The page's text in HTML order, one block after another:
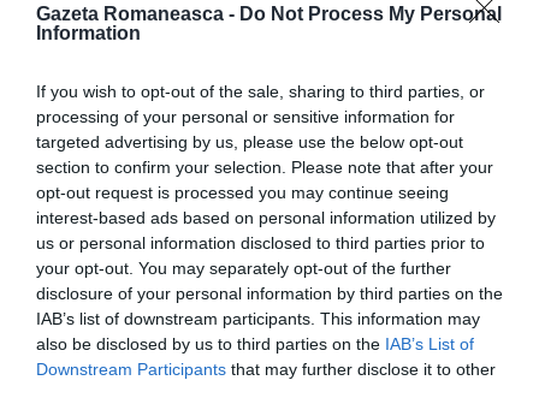
Gazeta Romaneasca - Do Not Process My Personal
Information
If you wish to opt-out of the sale, sharing to third parties, or
processing of your personal or sensitive information for
targeted advertising by us, please use the below opt-out
section to confirm your selection. Please note that after your
opt-out request is processed you may continue seeing
interest-based ads based on personal information utilized by
us or personal information disclosed to third parties prior to
your opt-out. You may separately opt-out of the further
disclosure of your personal information by third parties on the
IAB’s list of downstream participants. This information may
also be disclosed by us to third parties on the IAB’s List of
Downstream Participants that may further disclose it to other
înmulțit,dând străzilor un aspect de „souk” arăbesc,
igienă, să invoci drepturile consumatorului, să ceri
transparență la calitate și prețuri. Spui mulțumesc
dacă ieși nebătut dintr-o asemenea baracă intitulată
pompos „shop” sau „boutique”.
Miroase urât și arată rău capitalismul românesc. Iar
vina trebuie căutată în curtea autorităților și a
politicii, care au creat bazele polarizării societății.